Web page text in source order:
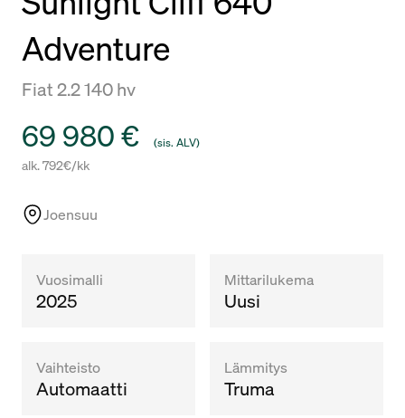
Adventure
Fiat 2.2 140 hv
Hinta
69 980 € (sis. ALV)
alk. 792€/kk
Joensuu
Vuosimalli
2025
Mittarilukema
Uusi
Vaihteisto
Automaatti
Lämmitys
Truma